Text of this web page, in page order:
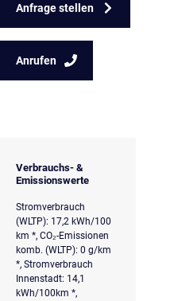
Anfrage stellen
Anrufen
Verbrauchs- &
Emissionswerte
Stromverbrauch
(WLTP): 17,2 kWh/100
km *, CO₂-Emissionen
komb. (WLTP): 0 g/km
*, Stromverbrauch
Innenstadt: 14,1
kWh/100km *,